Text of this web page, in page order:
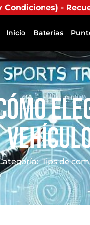
que si presentas
Inicio Baterías
Tips de